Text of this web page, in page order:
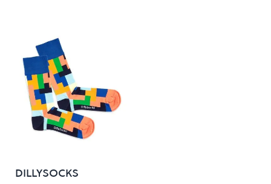
DILLYSOCKS